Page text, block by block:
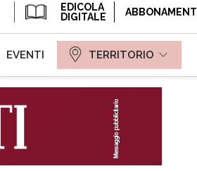
EDICOLA
DIGITALE
ABBONAMENTI
EVENTI TERRITORIO